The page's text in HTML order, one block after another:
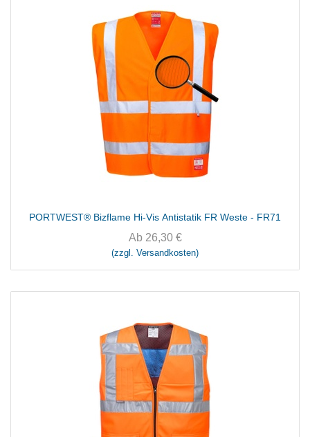
PORTWEST® Bizflame Hi-Vis Antistatik FR Weste - FR71
Ab 26,30€
(zzgl. Versandkosten)